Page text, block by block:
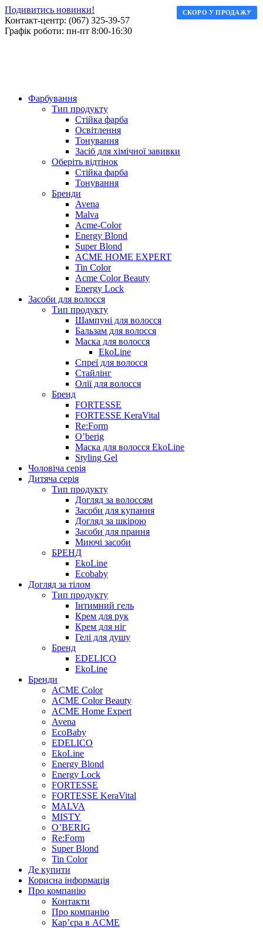
Подивитись новинки!
Контакт-центр: (067) 325-39-57
Графік роботи: пн-пт 8:00-16:30
Фарбування
Тип продукту
Стійка фарба
Освітлення
Тонування
Засіб для хімічної завивки
Оберіть відтінок
Стійка фарба
Тонування
Бренди
Avena
Malva
Acme-Color
Energy Blond
Super Blond
ACME HOME EXPERT
Tin Color
Acme Color Beauty
Energy Lock
Засоби для волосся
Тип продукту
Шампуні для волосся
Бальзам для волосся
Маска для волосся
EkoLine
Спреї для волосся
Стайлінг
Олії для волосся
Бренд
FORTESSE
FORTESSE KeraVital
Re:Form
O’berig
Маска для волосся EkoLine
Styling Gel
Чоловіча серія
Дитяча серія
Тип продукту
Догляд за волоссям
Засоби для купання
Догляд за шкірою
Засоби для прання
Миючі засоби
БРЕНД
EkoLine
Ecobaby
Догляд за тілом
Тип продукту
Інтимний гель
Крем для рук
Крем для ніг
Гелі для душу
Бренд
EDELICO
EkoLine
Бренди
ACME Color
ACME Color Beauty
ACME Home Expert
Avena
EcoBaby
EDELICO
EkoLine
Energy Blond
Energy Lock
FORTESSE
FORTESSE KeraVital
MALVA
MISTY
O’BERIG
Re:Form
Super Blond
Tin Color
Де купити
Корисна інформація
Про компанію
Контакти
Про компанію
Кар’єра в ACME
СКОРО У ПРОДАЖУ
СКОРО У ПРОДАЖУ